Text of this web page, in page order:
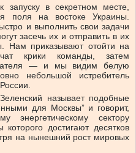
запуску в секретном месте,
поля на востоке Украины.
и выполнить свои задачи
засечь их и отправить в их
Нам приказывают отойти на
крики команды, затем
— и мы видим белую
небольшой истребитель
называет подобные
для Москвы” и говорит,
энергетическому сектору
достигают десятков
на нынешний рост мировых